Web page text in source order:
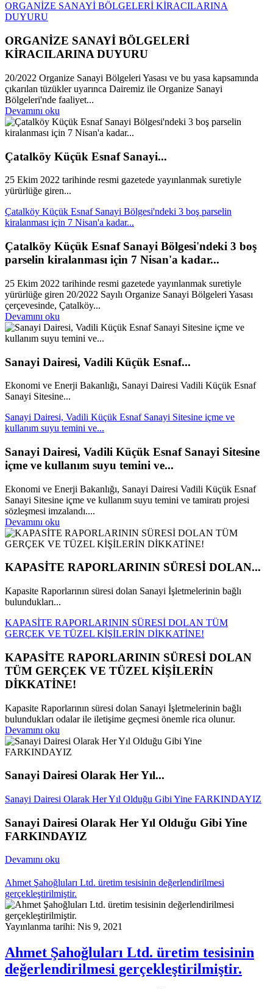
ORGANİZE SANAYİ BÖLGELERİ KİRACILARINA
DUYURU
ORGANİZE SANAYİ BÖLGELERİ
KİRACILARINA DUYURU
20/2022 Organize Sanayi Bölgeleri Yasası ve bu yasa kapsamında
çıkarılan tüzükler uyarınca Dairemiz ile Organize Sanayi
Bölgeleri'nde faaliyet...
Devamını oku
Çatalköy Küçük Esnaf Sanayi...
25 Ekim 2022 tarihinde resmi gazetede yayınlanmak suretiyle
yürürlüğe giren...
Çatalköy Küçük Esnaf Sanayi Bölgesi'ndeki 3 boş parselin
kiralanması için 7 Nisan'a kadar...
Çatalköy Küçük Esnaf Sanayi Bölgesi'ndeki 3 boş
parselin kiralanması için 7 Nisan'a kadar...
25 Ekim 2022 tarihinde resmi gazetede yayınlanmak suretiyle
yürürlüğe giren 20/2022 Sayılı Organize Sanayi Bölgeleri Yasası
çerçevesinde, Çatalköy...
Devamını oku
Sanayi Dairesi, Vadili Küçük Esnaf...
Ekonomi ve Enerji Bakanlığı, Sanayi Dairesi Vadili Küçük Esnaf
Sanayi Sitesine...
Sanayi Dairesi, Vadili Küçük Esnaf Sanayi Sitesine içme ve
kullanım suyu temini ve...
Sanayi Dairesi, Vadili Küçük Esnaf Sanayi Sitesine
içme ve kullanım suyu temini ve...
Ekonomi ve Enerji Bakanlığı, Sanayi Dairesi Vadili Küçük Esnaf
Sanayi Sitesine içme ve kullanım suyu temini ve tamiratı projesi
sözleşmesi imzalandı....
Devamını oku
KAPASİTE RAPORLARININ SÜRESİ DOLAN...
Kapasite Raporlarının süresi dolan Sanayi İşletmelerinin bağlı
bulundukları...
KAPASİTE RAPORLARININ SÜRESİ DOLAN TÜM
GERÇEK VE TÜZEL KİŞİLERİN DİKKATİNE!
KAPASİTE RAPORLARININ SÜRESİ DOLAN
TÜM GERÇEK VE TÜZEL KİŞİLERİN
DİKKATİNE!
Kapasite Raporlarının süresi dolan Sanayi İşletmelerinin bağlı
bulundukları odalar ile iletişime geçmesi önemle rica olunur.
Devamını oku
Sanayi Dairesi Olarak Her Yıl...
Sanayi Dairesi Olarak Her Yıl Olduğu Gibi Yine FARKINDAYIZ
Sanayi Dairesi Olarak Her Yıl Olduğu Gibi Yine
FARKINDAYIZ
Devamını oku
Ahmet Şahoğluları Ltd. üretim tesisinin değerlendirilmesi
gerçekleştirilmiştir.
Yayınlanma tarihi: Nis 9, 2021
Ahmet Şahoğluları Ltd. üretim tesisinin
değerlendirilmesi gerçekleştirilmiştir.